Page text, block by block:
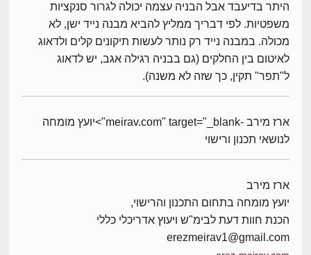
היתר בדיעבד אבל הבניה עצמה יכולה לגרור סנקציות
משפטיות. לפי דבריך ממליץ להביא מבנה נייד ישן, לא
מכולה. במבנה נייד רק נותר לעשות תיקונים קלים ולדאוג
לאיטום בין החלקים (גם בבניה רגילה אגב, יש לדאוג
ל"תפר" תקין, כך שזה לא משנה).
ארז מירב -meirav.com" target="_blank">יועץ מומחה
לנושאי תכנון ורישוי
ארז מירב
יועץ מומחה בתחום התכנון והרישוי,
הכנת חוות דעת לבימ"ש ויעוץ אדריכלי כללי
erezmeirav1@gmail.com